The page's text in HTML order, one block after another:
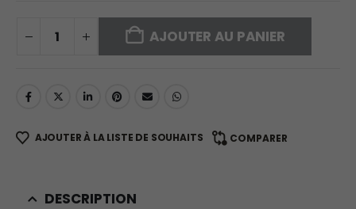
AJOUTER AU PANIER
AJOUTER À LA LISTE DE SOUHAITS COMPARER
DESCRIPTION